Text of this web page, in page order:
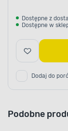
Dostępne z
Dostępne w
Dodaj do
Podobne